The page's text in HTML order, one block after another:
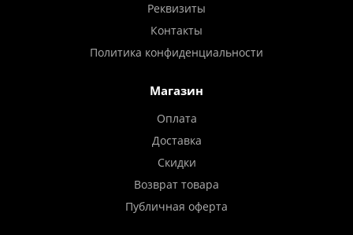
Реквизиты
Контакты
Политика конфиденциальности
Магазин
Оплата
Доставка
Скидки
Возврат товара
Публичная оферта